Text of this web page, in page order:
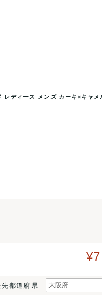
ィー
レディース メンズ カーキ×キャ
先都道府県